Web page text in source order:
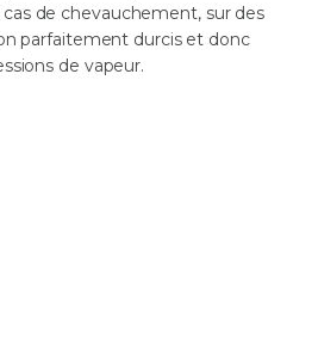
de chevauchement, sur des
parfaitement durcis et donc
de vapeur.